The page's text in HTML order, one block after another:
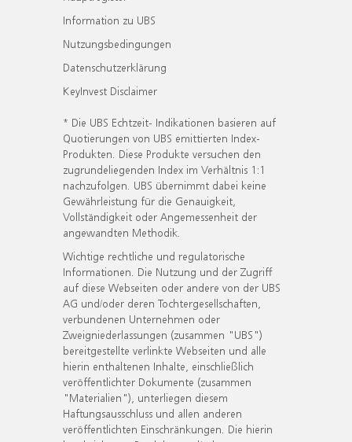
Information zu UBS
Nutzungsbedingungen
Datenschutzerklärung
KeyInvest Disclaimer
* Die UBS Echtzeit- Indikationen basieren auf
Quotierungen von UBS emittierten Index-
Produkten. Diese Produkte versuchen den
zugrundeliegenden Index im Verhältnis 1:1
nachzufolgen. UBS übernimmt dabei keine
Gewährleistung für die Genauigkeit,
Vollständigkeit oder Angemessenheit der
angewandten Methodik.
Wichtige rechtliche und regulatorische
Informationen. Die Nutzung und der Zugriff
auf diese Webseiten oder andere von der UBS
AG und/oder deren Tochtergesellschaften,
verbundenen Unternehmen oder
Zweigniederlassungen (zusammen "UBS")
bereitgestellte verlinkte Webseiten und alle
hierin enthaltenen Inhalte, einschließlich
veröffentlichter Dokumente (zusammen
"Materialien"), unterliegen diesem
Haftungsausschluss und allen anderen
veröffentlichten Einschränkungen. Die hierin